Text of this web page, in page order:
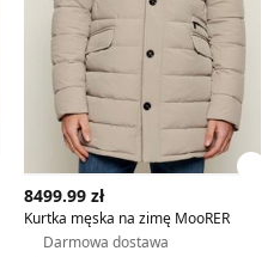
Zobacz szczegóły produktu
8499.99 zł
Kurtka męska na zimę MooRER
Darmowa dostawa